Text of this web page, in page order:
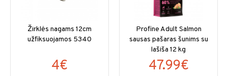
Žirklės nagams 12cm
užfiksuojamos 5340
4€
Profine Adult Salmon
sausas pašaras šunims su
lašiša 12 kg
47.99€